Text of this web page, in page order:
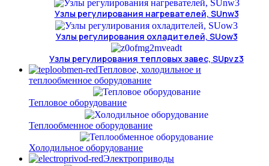
Узлы регулирования нагревателей, SUnw3
Узлы регулирования охладителей, SUow3
Узлы регулирования тепловых завес, SUpvz3
Тепловое, холодильное и
теплообменное оборудование
Тепловое оборудование
Теплообменное оборудование
Холодильное оборудование
Электроприводы